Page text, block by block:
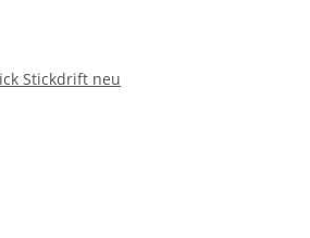
Stickdrift neu